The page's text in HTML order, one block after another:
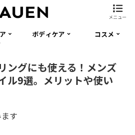
ボディケア
コスメ
ングにも使える！メンズ
ル9選。メリットや使い
す
メニュー